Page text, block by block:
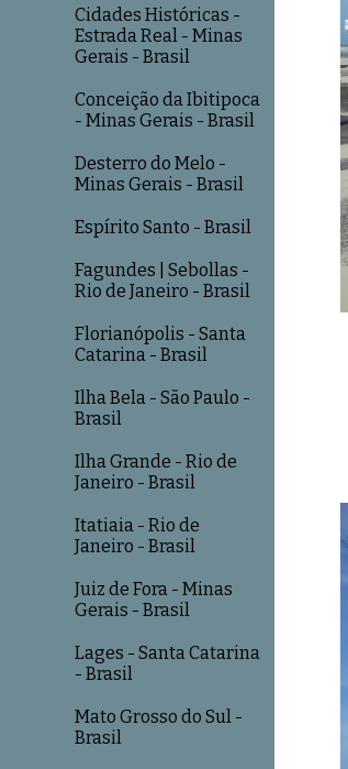
Cidades Históricas -
Estrada Real - Minas
Gerais - Brasil
Conceição da Ibitipoca
- Minas Gerais - Brasil
Desterro do Melo -
Minas Gerais - Brasil
Espírito Santo - Brasil
Fagundes | Sebollas -
Rio de Janeiro - Brasil
Florianópolis - Santa
Catarina - Brasil
Ilha Bela - São Paulo -
Brasil
Ilha Grande - Rio de
Janeiro - Brasil
Itatiaia - Rio de
Janeiro - Brasil
Juiz de Fora - Minas
Gerais - Brasil
Lages - Santa Catarina
- Brasil
Mato Grosso do Sul -
Brasil